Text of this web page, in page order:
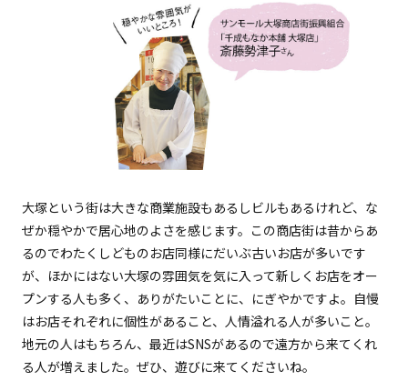
大塚という街は大きな商業施設もあるしビルもあるけれど、な
ぜか穏やかで居心地のよさを感じます。この商店街は昔からあ
るのでわたくしどものお店同様にだいぶ古いお店が多いです
が、ほかにはない大塚の雰囲気を気に入って新しくお店をオー
プンする人も多く、ありがたいことに、にぎやかですよ。自慢
はお店それぞれに個性があること、人情溢れる人が多いこと。
地元の人はもちろん、最近はSNSがあるので遠方から来てくれ
る人が増えました。ぜひ、遊びに来てくださいね。